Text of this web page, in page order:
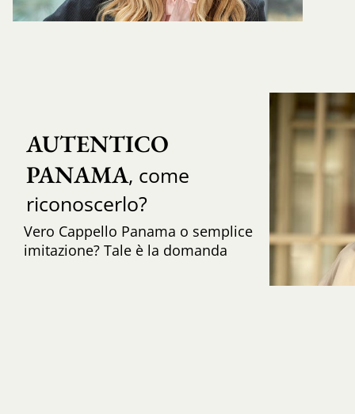
AUTENTICO
PANAMA, come
riconoscerlo?
Vero Cappello Panama o semplice
imitazione? Tale è la domanda